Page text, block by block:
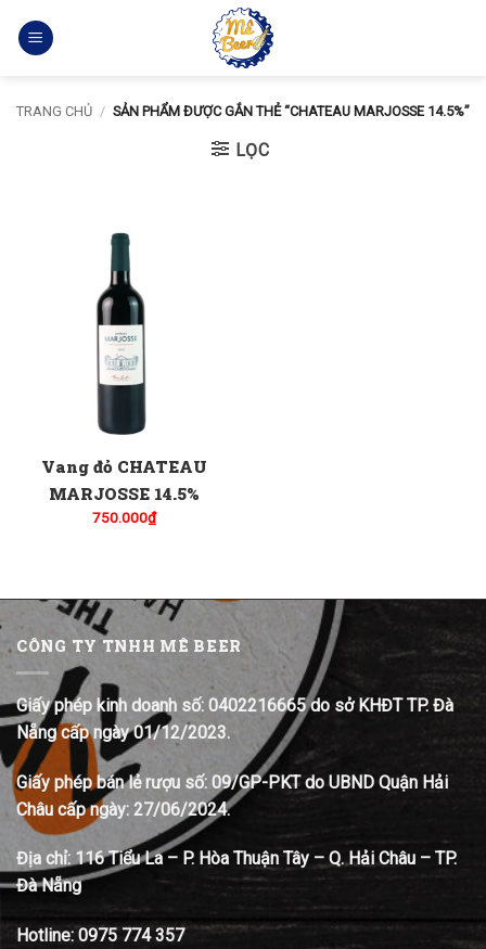
qua
TRANG CHỦ / SẢN PHẨM ĐƯỢC GẮN THẺ “CHATEAU MARJOSSE 14.5%”
LỌC
Vang đỏ CHATEAU
MARJOSSE 14.5%
750.000₫
CÔNG TY TNHH MÊ BEER
Giấy phép kinh doanh số: 0402216665 do sở KHĐT TP. Đà
Nẵng cấp ngày 01/12/2023.
Giấy phép bán lẻ rượu số: 09/GP-PKT do UBND Quận Hải
Châu cấp ngày: 27/06/2024.
Địa chỉ: 116 Tiểu La – P. Hòa Thuận Tây – Q. Hải Châu – TP.
Đà Nẵng
Hotline: 0975 774 357